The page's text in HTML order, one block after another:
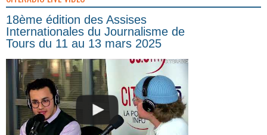
18ème édition des Assises
Internationales du Journalisme de
Tours du 11 au 13 mars 2025